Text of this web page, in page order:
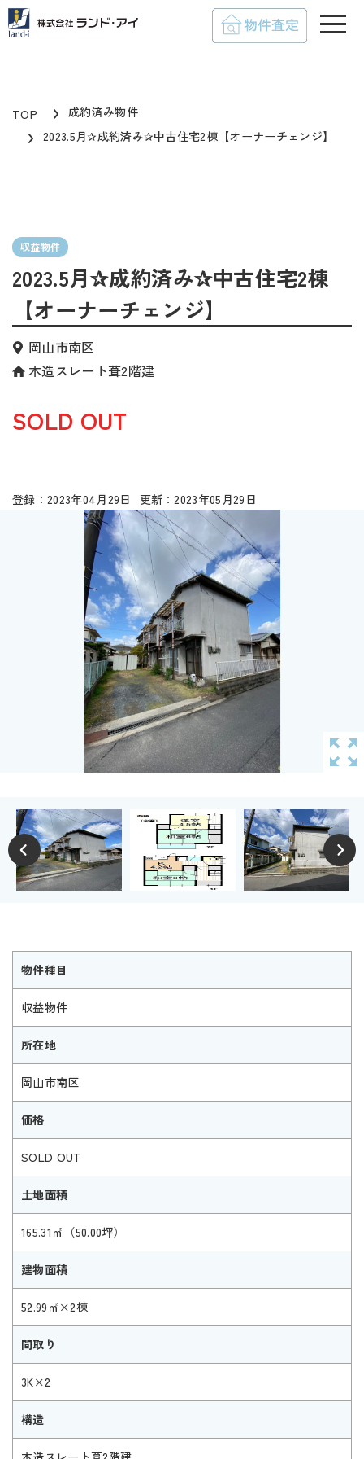
TOP
成約済み物件
2023.5月✰成約済み✰中古住宅2棟【オーナーチェンジ】
収益物件
2023.5月✰成約済み✰中古住宅2棟
【オーナーチェンジ】
岡山市南区
木造スレート葺2階建
SOLD OUT
2023年04月29日 2023年05月29日
物件種目
収益物件
所在地
岡山市南区
価格
SOLD OUT
土地面積
165.31㎡（50.00坪）
建物面積
52.99㎡×2棟
間取り
3K×2
構造